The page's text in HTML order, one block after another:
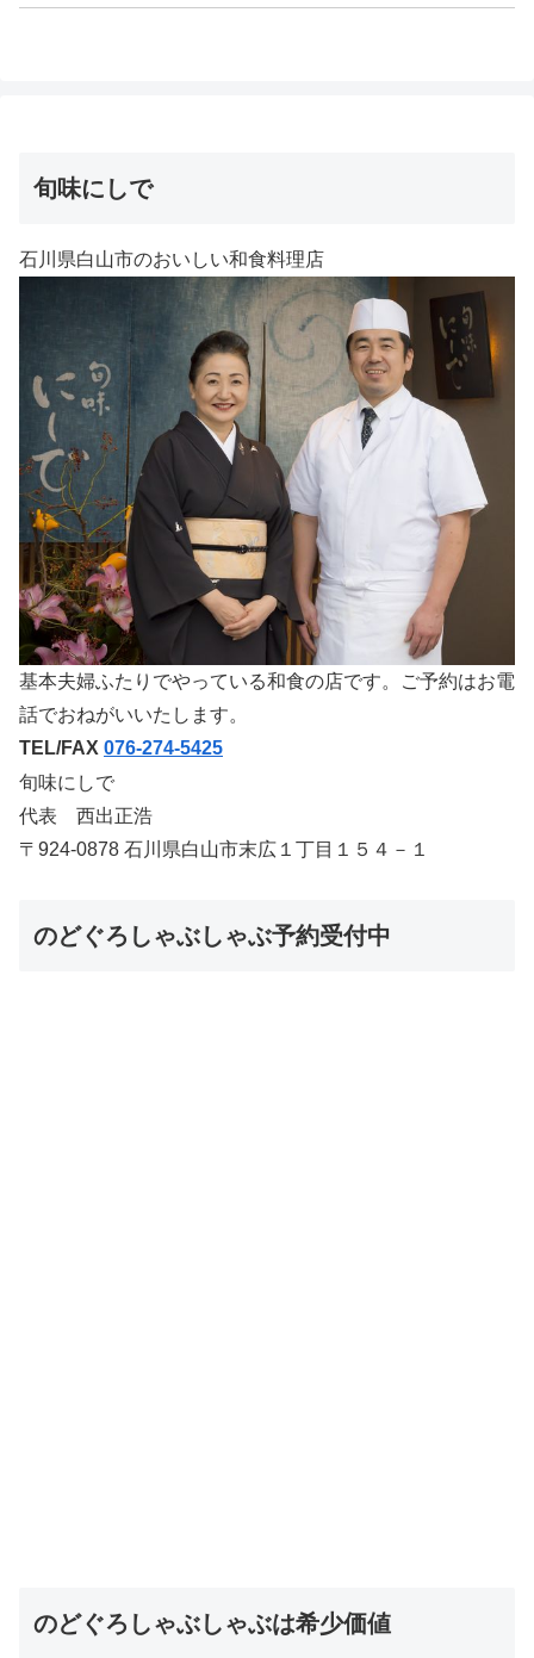
旬味にしで
石川県白山市のおいしい和食料理店
基本夫婦ふたりでやっている和食の店です。ご予約はお電
話でおねがいいたします。
TEL/FAX 076-274-5425
旬味にしで
代表 西出正浩
〒924-0878 石川県白山市末広１丁目１５４－１
のどぐろしゃぶしゃぶ予約受付中
のどぐろしゃぶしゃぶは希少価値